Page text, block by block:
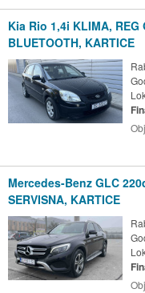
Kia Rio 1,4i KLIMA, REG
BLUETOOTH, KARTICE
Mercedes-Benz GLC
SERVISNA, KARTICE